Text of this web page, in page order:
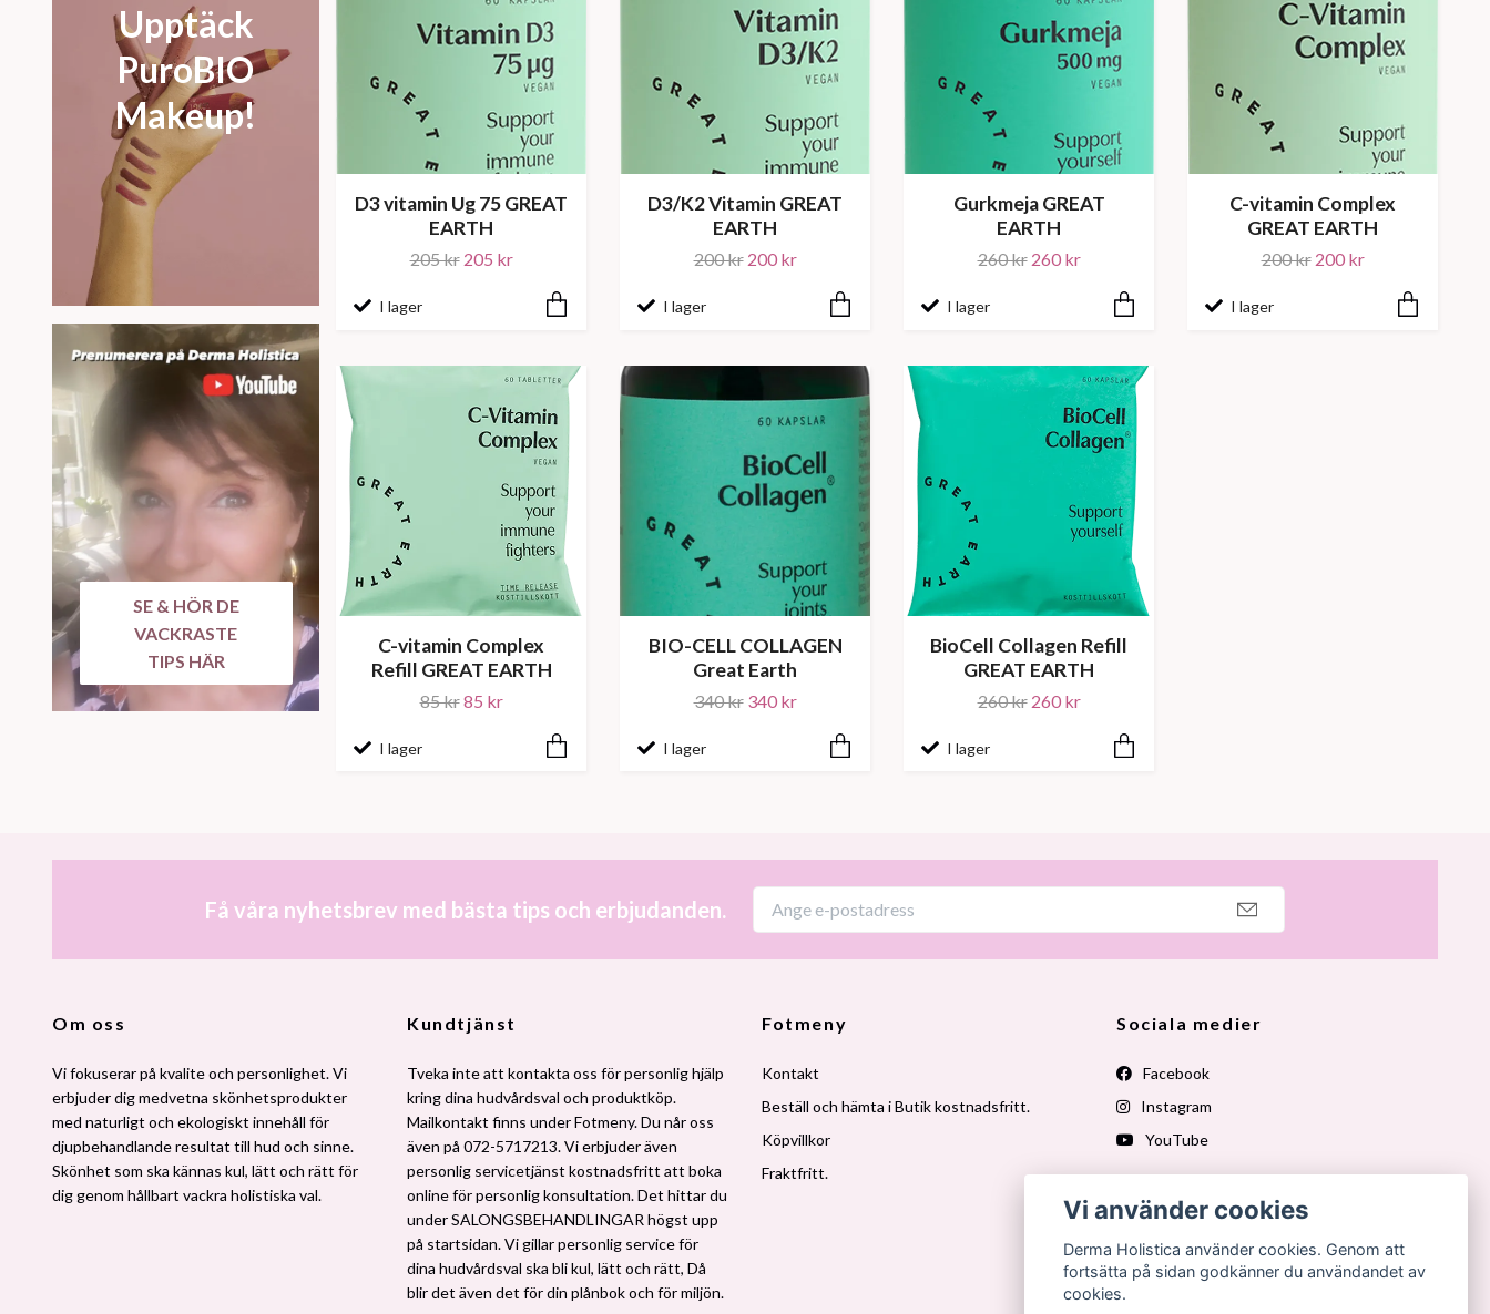
Upptäck
PuroBIO
Makeup!
SE & HÖR DE
VACKRASTE
TIPS HÄR
D3 vitamin Ug 75 GREAT
EARTH
205 kr 205 kr
I lager
D3/K2 Vitamin GREAT
EARTH
200 kr 200 kr
I lager
Gurkmeja GREAT
EARTH
260 kr 260 kr
I lager
C-vitamin Complex
GREAT EARTH
200 kr 200 kr
I lager
C-vitamin Complex
Refill GREAT EARTH
85 kr85 kr
I lager
BIO-CELL COLLAGEN
Great Earth
340 kr 340 kr
I lager
BioCell Collagen Refill
GREAT EARTH
260 kr 260 kr
I lager
Få våra nyhetsbrev med bästa tips och erbjudanden.
Om oss
Vi fokuserar på kvalite och personlighet. Vi
erbjuder dig medvetna skönhetsprodukter
med naturligt och ekologiskt innehåll för
djupbehandlande resultat till hud och sinne.
Skönhet som ska kännas kul, lätt och rätt för
dig genom hållbart vackra holistiska val.
Kundtjänst
Tveka inte att kontakta oss för personlig hjälp
kring dina hudvårdsval och produktköp.
Mailkontakt finns under Fotmeny. Du når oss
även på 072-5717213. Vi erbjuder även
personlig servicetjänst kostnadsfritt att boka
online för personlig konsultation. Det hittar du
under SALONGSBEHANDLINGAR högst upp
på startsidan. Vi gillar personlig service för
dina hudvårdsval ska bli kul, lätt och rätt, Då
blir det även det för din plånbok och för miljön.
Fotmeny
Kontakt
Beställ och hämta i Butik kostnadsfritt.
Köpvillkor
Fraktfritt.
Sociala medier
Facebook
Instagram
YouTube
Vi använder cookies
Derma Holistica använder cookies. Genom att
fortsätta på sidan godkänner du användandet av
cookies.